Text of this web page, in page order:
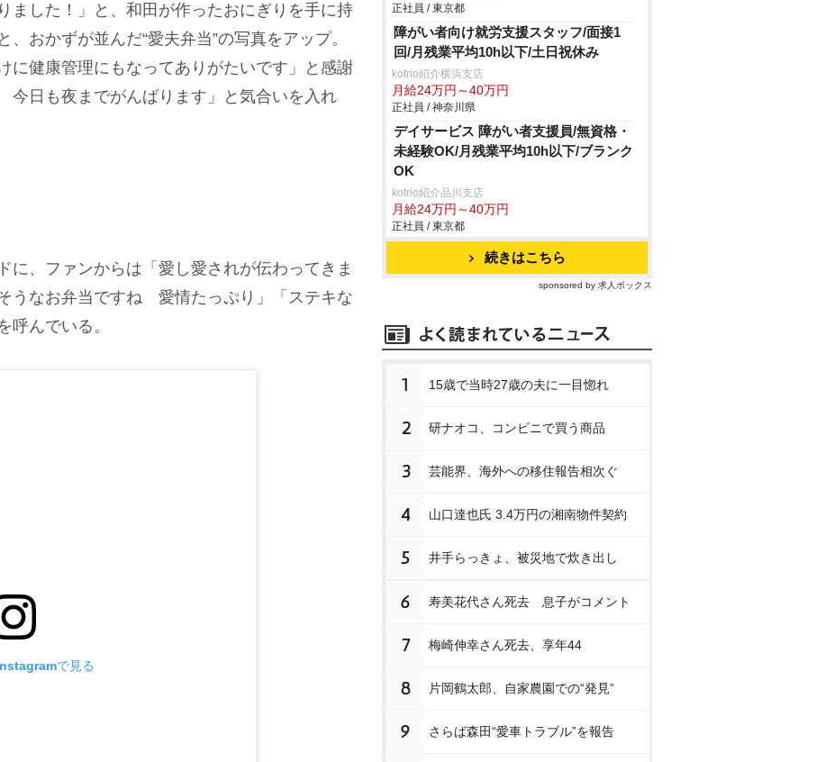
した！」と、和田が作ったおにぎりを手に持
おかずが並んだ“愛夫弁当”の写真をアップ。
に健康管理にもなってありがたいです」と感謝
日も夜までがんばります」と気合いを入れ
、ファンからは「愛し愛されが伝わってきま
うなお弁当ですね 愛情たっぷり」「ステキな
呼んでいる。
で見る
正社員 / 東京都
障がい者向け就労支援スタッフ/面接1
回/月残業平均10h以下/土日祝休み
kotrio紹介横浜支店
月給24万円～40万円
正社員 / 神奈川県
デイサービス 障がい者支援員/無資格・
未経験OK/月残業平均10h以下/ブランク
OK
kotrio紹介品川支店
月給24万円～40万円
正社員 / 東京都
続きはこちら
sponsored by 求人ボックス
1 15歳で当時27歳の夫に一目惚れ
2 研ナオコ、コンビニで買う商品
3 芸能界、海外への移住報告相次ぐ
4 山口達也氏 3.4万円の湘南物件契約
5 井手らっきょ、被災地で炊き出し
6 寿美花代さん死去 息子がコメント
7 梅崎伸幸さん死去、享年44
8 片岡鶴太郎、自家農園での“発見”
9 さらば森田“愛車トラブル”を報告